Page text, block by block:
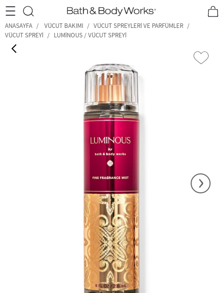
•2200₺ ve Üzeri Kargo Ücretsiz!• *Promosyon Detayları
ANASAYFA VÜCUT BAKIMI
VÜCUT SPREYLERI VE PARFÜMLER
VÜCUT SPREYI
LUMINOUS / VÜCUT SPREYI
›